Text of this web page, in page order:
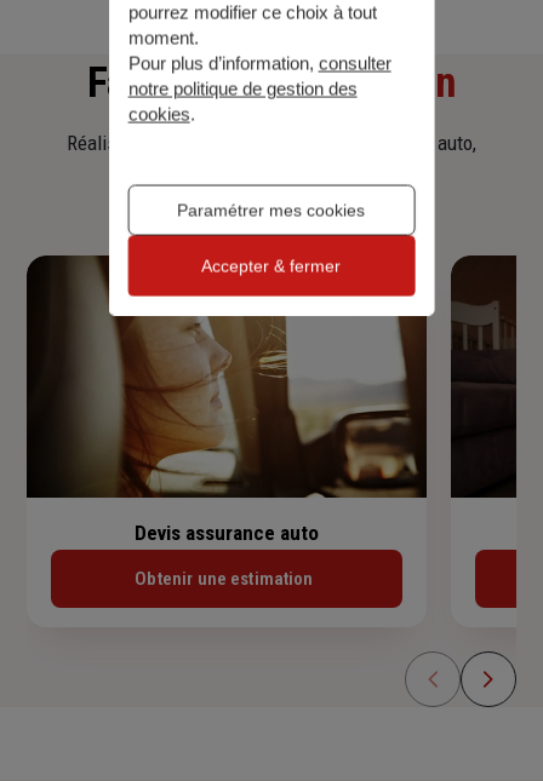
Faitesune simulation
Réalisez une simulation tarifaire d'assurance, auto,
Devis assurance auto
Obtenir une estimation
pourrez modifier ce choix à tout
moment.
Pour plus d’information, consulter
notre politique de gestion des
cookies.
Paramétrer mes cookies
Accepter & fermer